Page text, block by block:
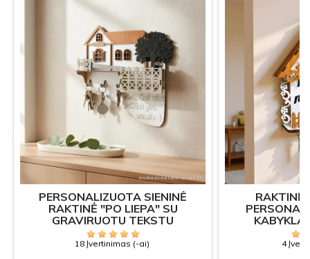
PERSONALIZUOTA SIENINĖ
RAKTINĖ "PO LIEPA" SU
GRAVIRUOTU TEKSTU
18 Įvertinimas (-ai)
RAKTINĖ
KABYKLA
4